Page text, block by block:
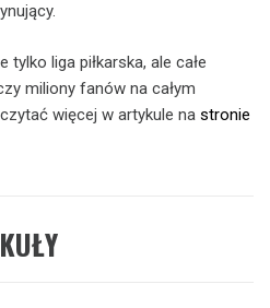
tylko liga piłkarska, ale całe
miliony fanów na całym
więcej w artykule na stronie